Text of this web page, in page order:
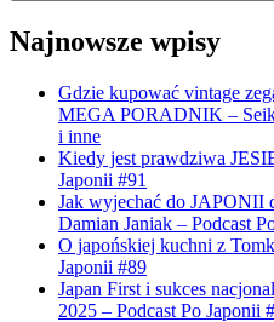
Najnowsze wpisy
Gdzie kupować vintage
MEGA PORADNIK –
i inne
Kiedy jest prawdziwa
Japonii #91
Jak wyjechać do JAPONII
Damian Janiak – Podcast
O japońskiej kuchni z
Japonii #89
Japan First i sukces
2025 – Podcast Po Japonii